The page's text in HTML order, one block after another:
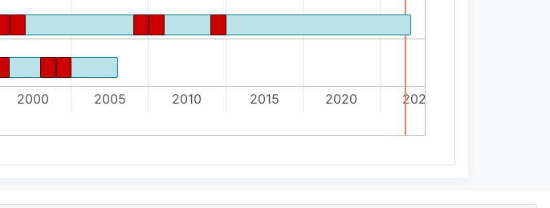
2000 2005 2010 2015 2020 2025